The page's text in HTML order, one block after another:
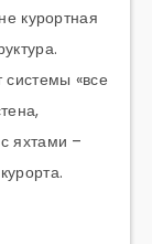
курортная
«все
яхтами –